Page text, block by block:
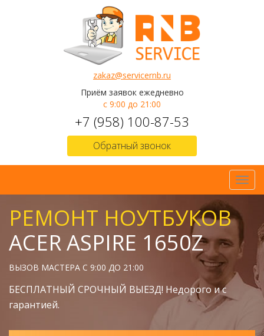
zakaz@servicernb.ru
Приём заявок ежедневно
с 9:00 до 21:00
+7 (958) 100-87-53
Обратный звонок
РЕМОНТ НОУТБУКОВ
ACER ASPIRE 1650Z
ВЫЗОВ МАСТЕРА С 9:00 ДО 21:00
БЕСПЛАТНЫЙ СРОЧНЫЙ ВЫЕЗД! Недорого и с
гарантией.